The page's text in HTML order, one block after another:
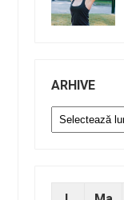
ARHIVE
Arhive